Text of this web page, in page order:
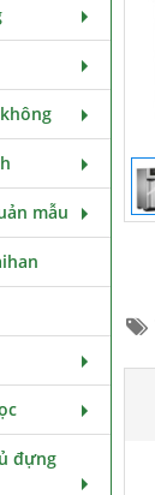
mẫu
đựng